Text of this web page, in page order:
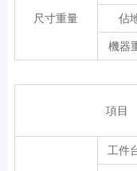
尺寸重量 佔
機器
項目
工件